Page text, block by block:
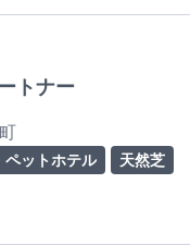
トナー
ペットホテル 天然芝